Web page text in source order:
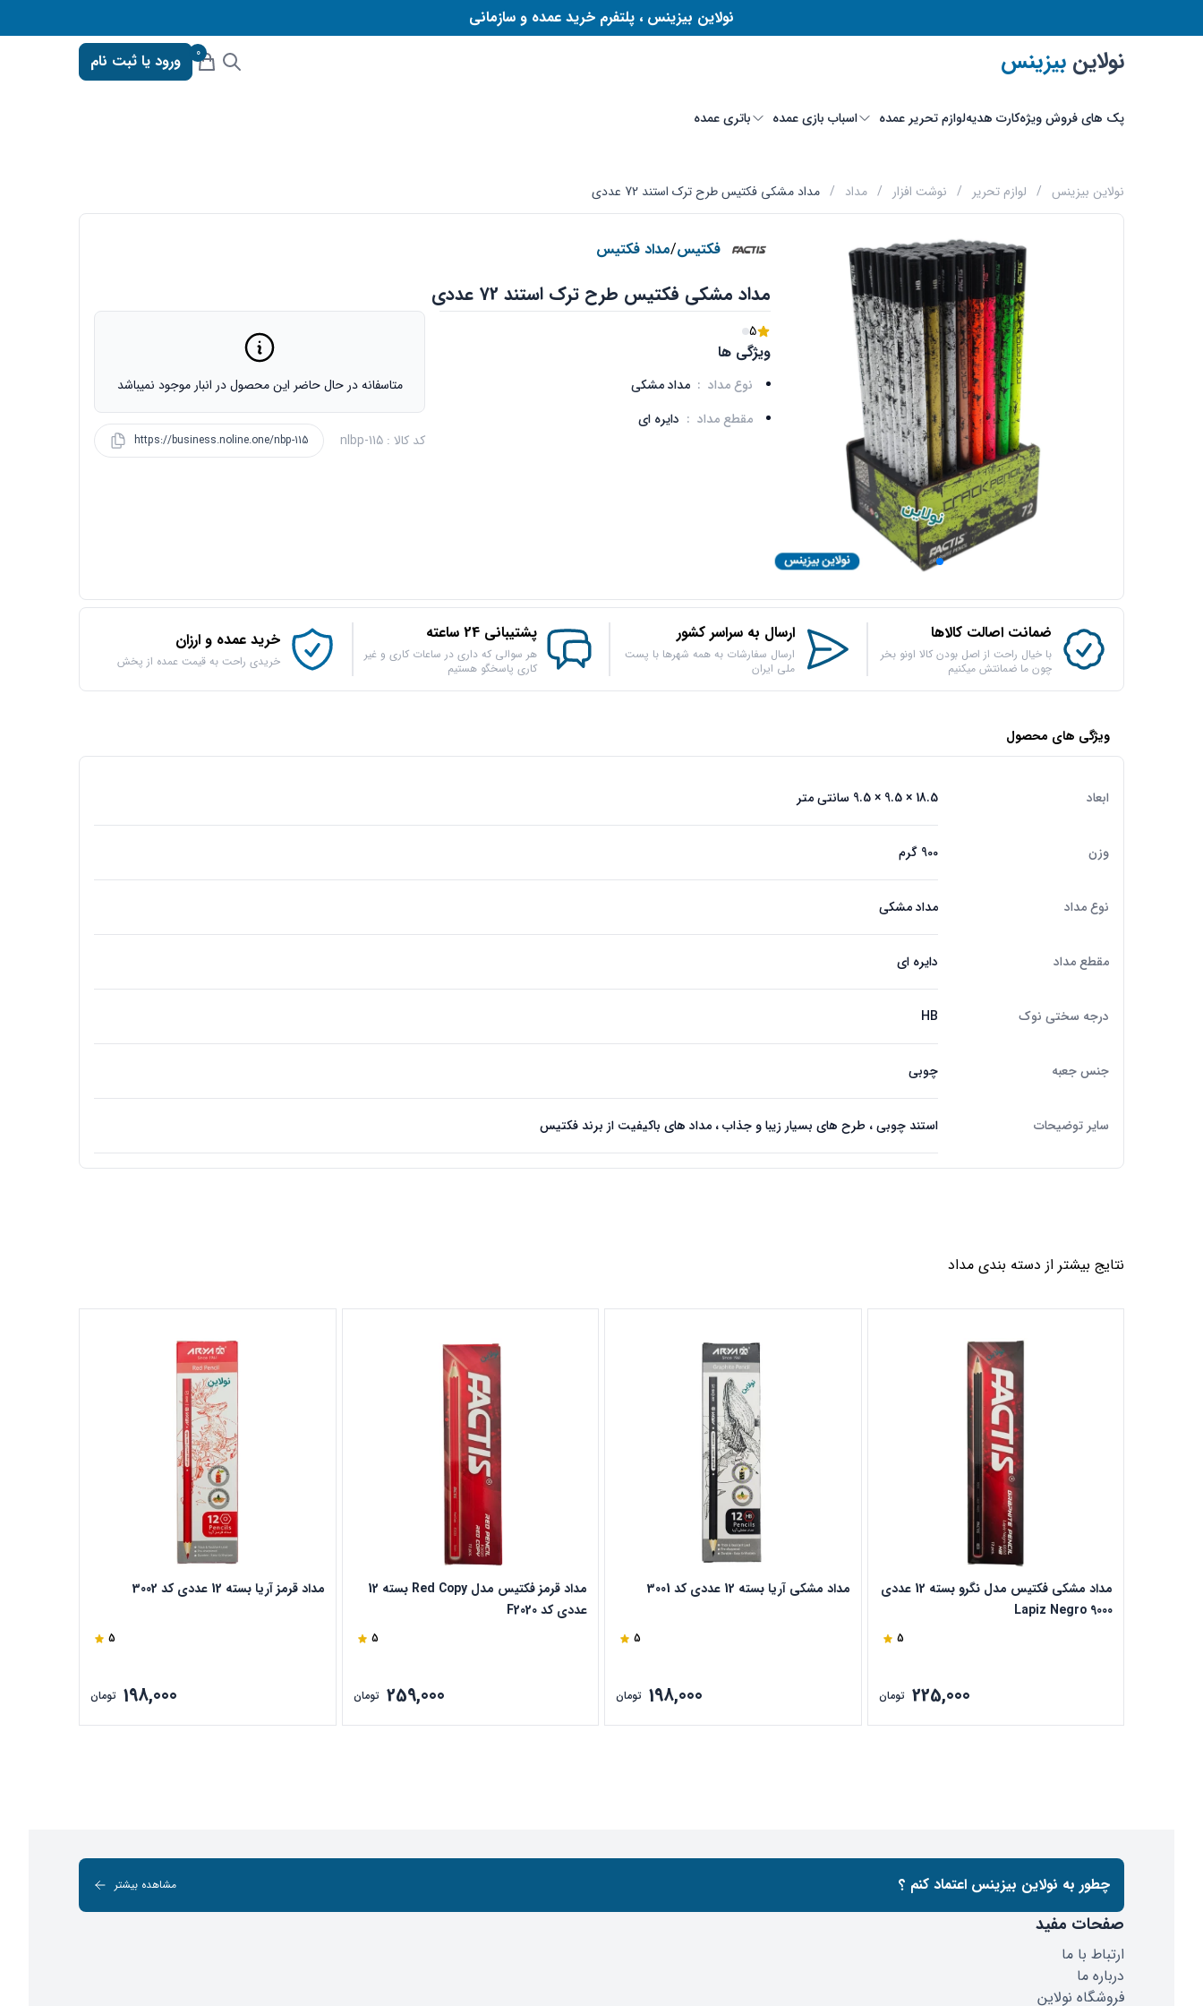
نولاین بیزینس ، پلتفرم خرید عمده و سازمانی
نولاین بیزینس
پک های فروش ویژهکارت هدیهلوازم تحریر عمده اسباب بازی عمده باتری عمده
0 ورود یا ثبت نام
نولاین بیزینس / لوازم تحریر / نوشت افزار / مداد / مداد مشکی فکتیس طرح ترک استند 72 عددی
فکتیس/مداد فکتیس
مداد مشکی فکتیس طرح ترک استند 72 عددی
5
ویژگی ها
نوع مداد : مداد مشکی
مقطع مداد : دایره ای
متاسفانه در حال حاضر این محصول در انبار موجود نمیباشد
کد کالا : nlbp-115 https://business.noline.one/nbp-115
ضمانت اصالت کالاها
با خیال راحت از اصل بودن کالا اونو بخر
چون ما ضمانتش میکنیم
ارسال به سراسر کشور
ارسال سفارشات به همه شهرها با پست
ملی ایران
پشتیبانی 24 ساعته
هر سوالی که داری در ساعات کاری و غیر
کاری پاسخگو هستیم
خرید عمده و ارزان
خریدی راحت به قیمت عمده از پخش
ویژگی های محصول
ابعاد 18.5 × 9.5 × 9.5 سانتی متر
وزن 900 گرم
نوع مداد مداد مشکی
مقطع مداد دایره ای
درجه سختی نوک HB
جنس جعبه چوبی
سایر توضیحات استند چوبی ، طرح های بسیار زیبا و جذاب ، مداد های باکیفیت از برند فکتیس
نتایج بیشتر از دسته بندی مداد
مداد مشکی فکتیس مدل نگرو بسته 12 عددی
Lapiz Negro 9000
5
225,000 تومان
مداد مشکی آریا بسته 12 عددی کد 3001
5
198,000 تومان
مداد قرمز فکتیس مدل Red Copy بسته 12
عددی کد F2020
5
259,000 تومان
مداد قرمز آریا بسته 12 عددی کد 3002
5
198,000 تومان
چطور به نولاین بیزینس اعتماد کنم ؟ مشاهده بیشتر
صفحات مفید
ارتباط با ما
درباره ما
فروشگاه نولاین